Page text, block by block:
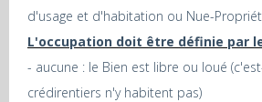
d'usage et d'habitation ou Nue-
L'occupation doit être définie par
- aucune : le Bien est libre ou loué
crédirentiers n'y habitent pas)